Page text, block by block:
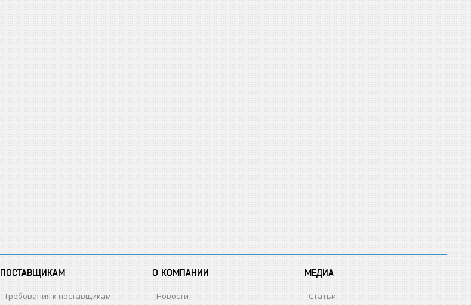
ПОСТАВЩИКАМ
Требования к поставщикам
О КОМПАНИИ
Новости
МЕДИА
Статьи